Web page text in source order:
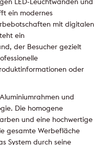
ein modernes
mit digitalen
ein
der Besucher gezielt
oder
und
Die homogene
und eine hochwertige
gesamte Werbefläche
System durch seine